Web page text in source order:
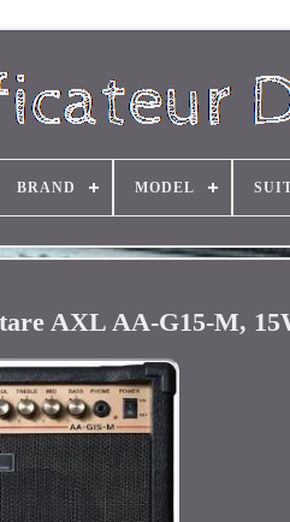
BRAND MODEL
AXL AA-G15-M,